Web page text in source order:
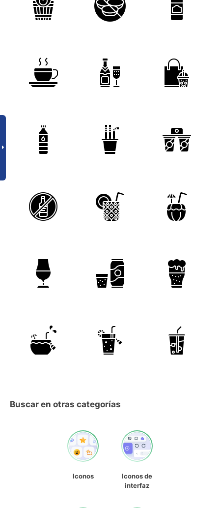
Buscar en otras categorías
Iconos
Iconos de
interfaz